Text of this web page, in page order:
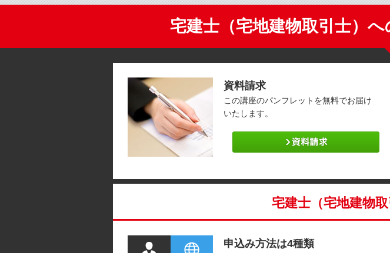
宅建士（宅地建物取引士）
資料請求
この講座のパンフレットを無料でお届け
いたします。
宅建士（宅地建物
申込み方法は4種類